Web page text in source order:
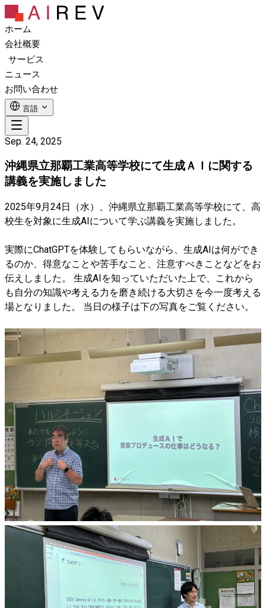
ホーム
会社概要
サービス
ニュース
お問い合わせ
言語
Sep. 24, 2025
沖縄県立那覇工業高等学校にて生成ＡＩに関する
講義を実施しました
2025年9月24日（水）、沖縄県立那覇工業高等学校にて、高
校生を対象に生成AIについて学ぶ講義を実施しました。
実際にChatGPTを体験してもらいながら、生成AIは何ができ
るのか、得意なことや苦手なこと、注意すべきことなどをお
伝えしました。 生成AIを知っていただいた上で、これから
も自分の知識や考える力を磨き続ける大切さを今一度考える
場となりました。 当日の様子は下の写真をご覧ください。